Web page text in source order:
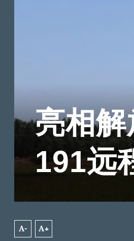
亮相
191远
A- A+